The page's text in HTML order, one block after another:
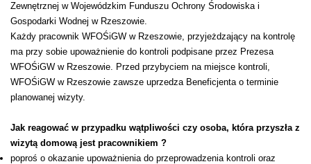
Zewnętrznej w Wojewódzkim Funduszu Ochrony Środowiska i
Gospodarki Wodnej w Rzeszowie.
Każdy pracownik WFOŚiGW w Rzeszowie, przyjeżdzający na kontrolę
ma przy sobie upoważnienie do kontroli podpisane przez Prezesa
WFOŚiGW w Rzeszowie. Przed przybyciem na miejsce kontroli,
WFOŚiGW w Rzeszowie zawsze uprzedza Beneficjenta o terminie
planowanej wizyty.
Jak reagować w przypadku wątpliwości czy osoba, która przyszła z
wizytą domową jest pracownikiem ?
poproś o okazanie upoważnienia do przeprowadzenia kontroli oraz